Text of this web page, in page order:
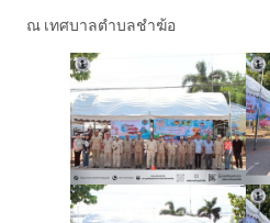
ณ เทศบาลตำบลชำฆ้อ